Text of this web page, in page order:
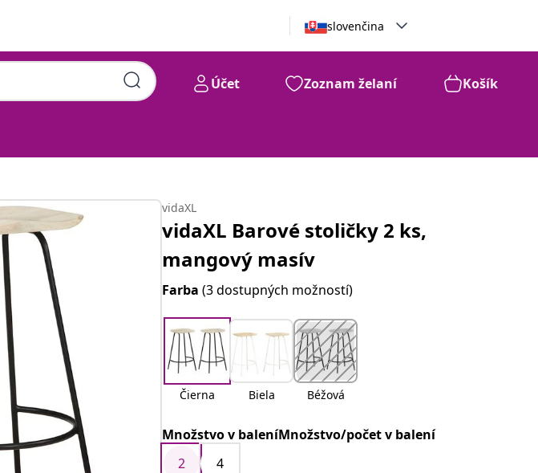
slovenčina
Účet Zoznam želaní Košík
vidaXL
vidaXL Barové stoličky 2 ks,
mangový masív
Farba(3 dostupných možností)
Čierna Biela Béžová
Množstvo v baleníMnožstvo/počet v balení
2
4